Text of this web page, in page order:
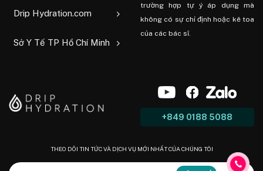
Drip Hydration.com
Sở Y Tế TP Hồ Chí Minh
trường hợp tự ý áp dụng mà
không có sự chỉ định hoặc kê toa
của các bác sĩ.
+849 0188 5088
THEO DÕI TIN TỨC VÀ DỊCH VỤ MỚI NHẤT CỦA CHÚNG TÔI